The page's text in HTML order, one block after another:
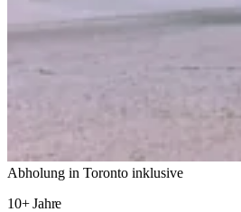
Abholung in Toronto inklusive
10+ Jahre